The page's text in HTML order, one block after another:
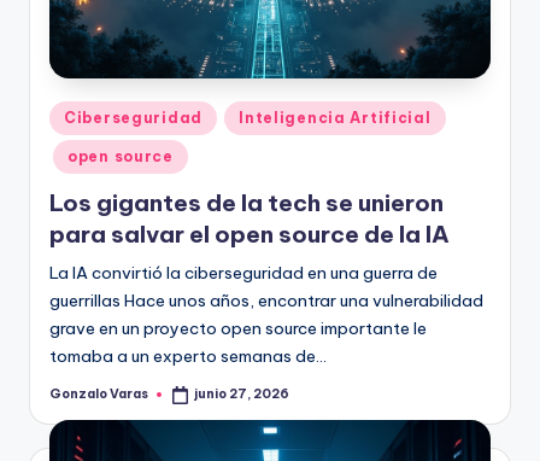
Publicado
en
Ciberseguridad Inteligencia Artificial
open source
Los gigantes de la tech se unieron
para salvar el open source de la IA
La IA convirtió la ciberseguridad en una guerra de
guerrillas Hace unos años, encontrar una vulnerabilidad
grave en un proyecto open source importante le
tomaba a un experto semanas de…
Publicado
Gonzalo Varas junio 27, 2026